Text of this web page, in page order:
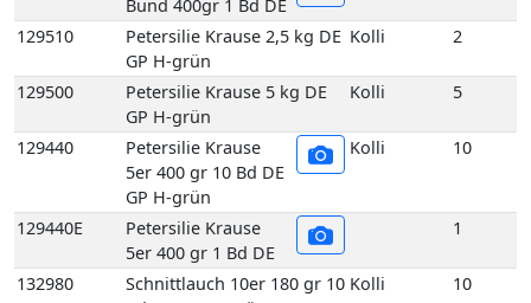
129440
Petersilie Krause
5er 400 gr 10 Bd DE
GP H-grün
Kolli 10
129440E
Petersilie Krause
5er 400 gr 1 Bd DE
1
132980
Schnittlauch 10er 180 gr 10
Bd DE GP M-grün
Kolli 10
132980E
Schnittlauch 10er 180 gr 1
Bd DE
1
132990
Schnittlauch 5er 180 gr 10
Bd DE GP M-grün
Kolli 10